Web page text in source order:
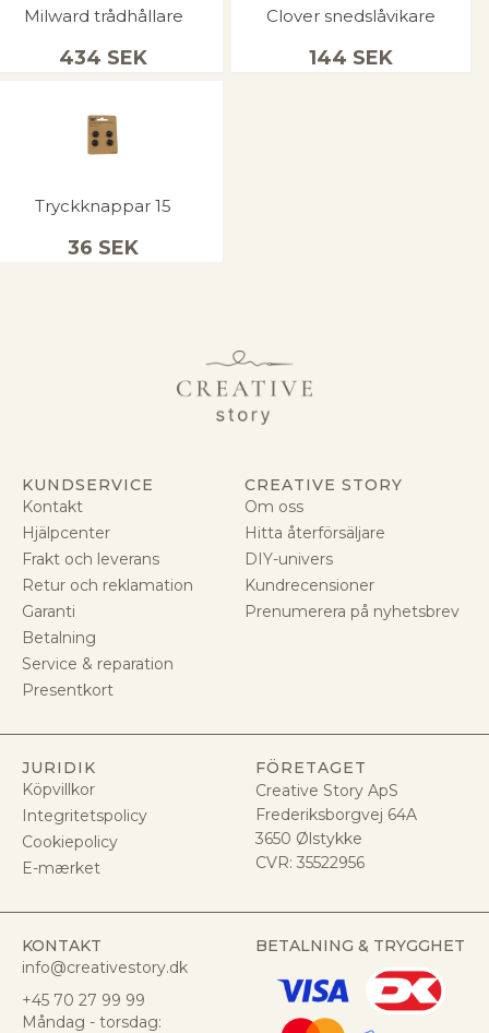
Milward trådhållare
434 SEK
Clover snedslåvikare
144 SEK
Tryckknappar 15
36 SEK
KUNDSERVICE
Kontakt
Hjälpcenter
Frakt och leverans
Retur och reklamation
Garanti
Betalning
Service & reparation
Presentkort
CREATIVE STORY
Om oss
Hitta återförsäljare
DIY-univers
Kundrecensioner
Prenumerera på nyhetsbrev
JURIDIK
Köpvillkor
Integritetspolicy
Cookiepolicy
E-mærket
FÖRETAGET
Creative Story ApS
Frederiksborgvej 64A
3650 Ølstykke
CVR: 35522956
KONTAKT
info@creativestory.dk
+45 70 27 99 99
Måndag - torsdag:
BETALNING & TRYGGHET